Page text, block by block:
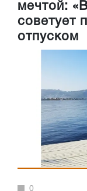
мечтой:
советует
отпуском
0